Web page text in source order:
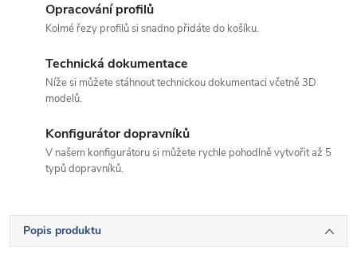
Opracování profilů
Kolmé řezy profilů si snadno přidáte do košíku.
Technická dokumentace
Níže si můžete stáhnout technickou dokumentaci včetně 3D
modelů.
Konfigurátor dopravníků
V našem konfigurátoru si můžete rychle pohodlně vytvořit až 5
typů dopravníků.
Popis produktu